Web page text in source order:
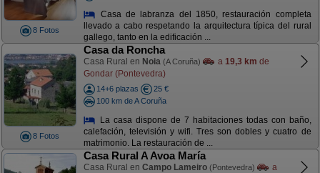
8 Fotos
Casa de labranza del 1850, restauración completa
llevado a cabo respetando la arquitectura típica del rural
gallego, tanto en la edificación ...
8 Fotos
Casa da Roncha
Casa Rural en Noia (A Coruña) a 19,3 km de
Gondar (Pontevedra)
14+6 plazas
25 €
100 km de A Coruña
La casa dispone de 7 habitaciones todas con baño,
calefación, televisión y wifi. Tres son dobles y cuatro de
matrimonio. La restauración de ...
Casa Rural A Avoa María
Casa Rural en Campo Lameiro (Pontevedra)
a